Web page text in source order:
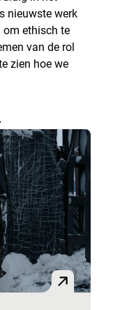
nieuwste werk
om ethisch te
van de rol
zien hoe we